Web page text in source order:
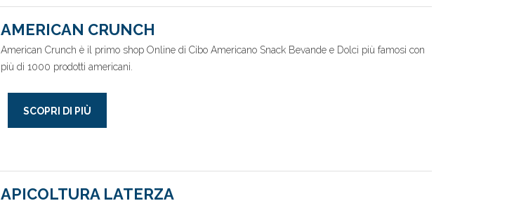
AMERICAN CRUNCH
American Crunch è il primo shop Online di Cibo Americano Snack Bevande e Dolci più famosi con
più di 1000 prodotti americani.
SCOPRI DI PIÙ
APICOLTURA LATERZA